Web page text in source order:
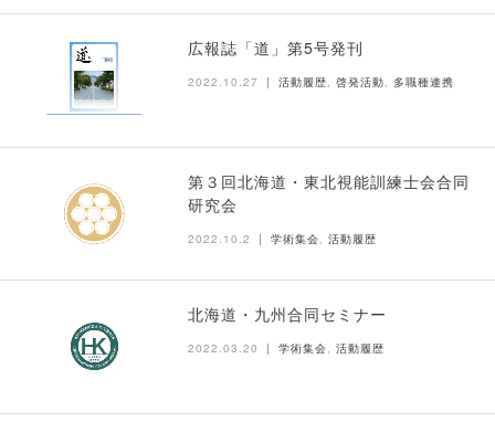
広報誌「道」第5号発刊
2022.10.27 活動履歴, 啓発活動, 多職種連携
第３回北海道・東北視能訓練士会合同
研究会
2022.10.2 学術集会, 活動履歴
北海道・九州合同セミナー
2022.03.20 学術集会, 活動履歴